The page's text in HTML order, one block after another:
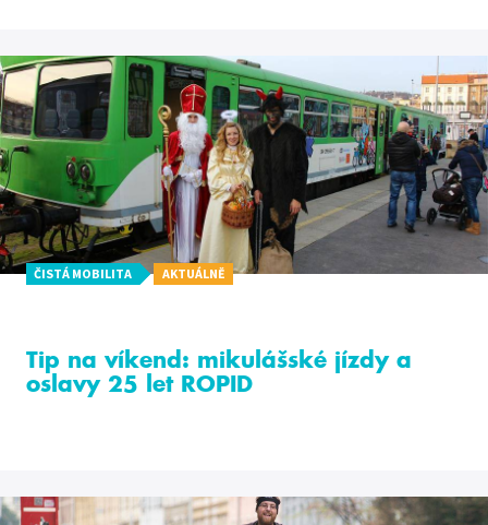
ČISTÁ MOBILITA AKTUÁLNĚ
Tip na víkend: mikulášské jízdy a
oslavy 25 let ROPID